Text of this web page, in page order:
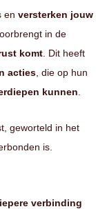
en versterken jouw
in de
komt . Dit heeft
acties , die op hun
kunnen
geworteld in het
is.
verbinding